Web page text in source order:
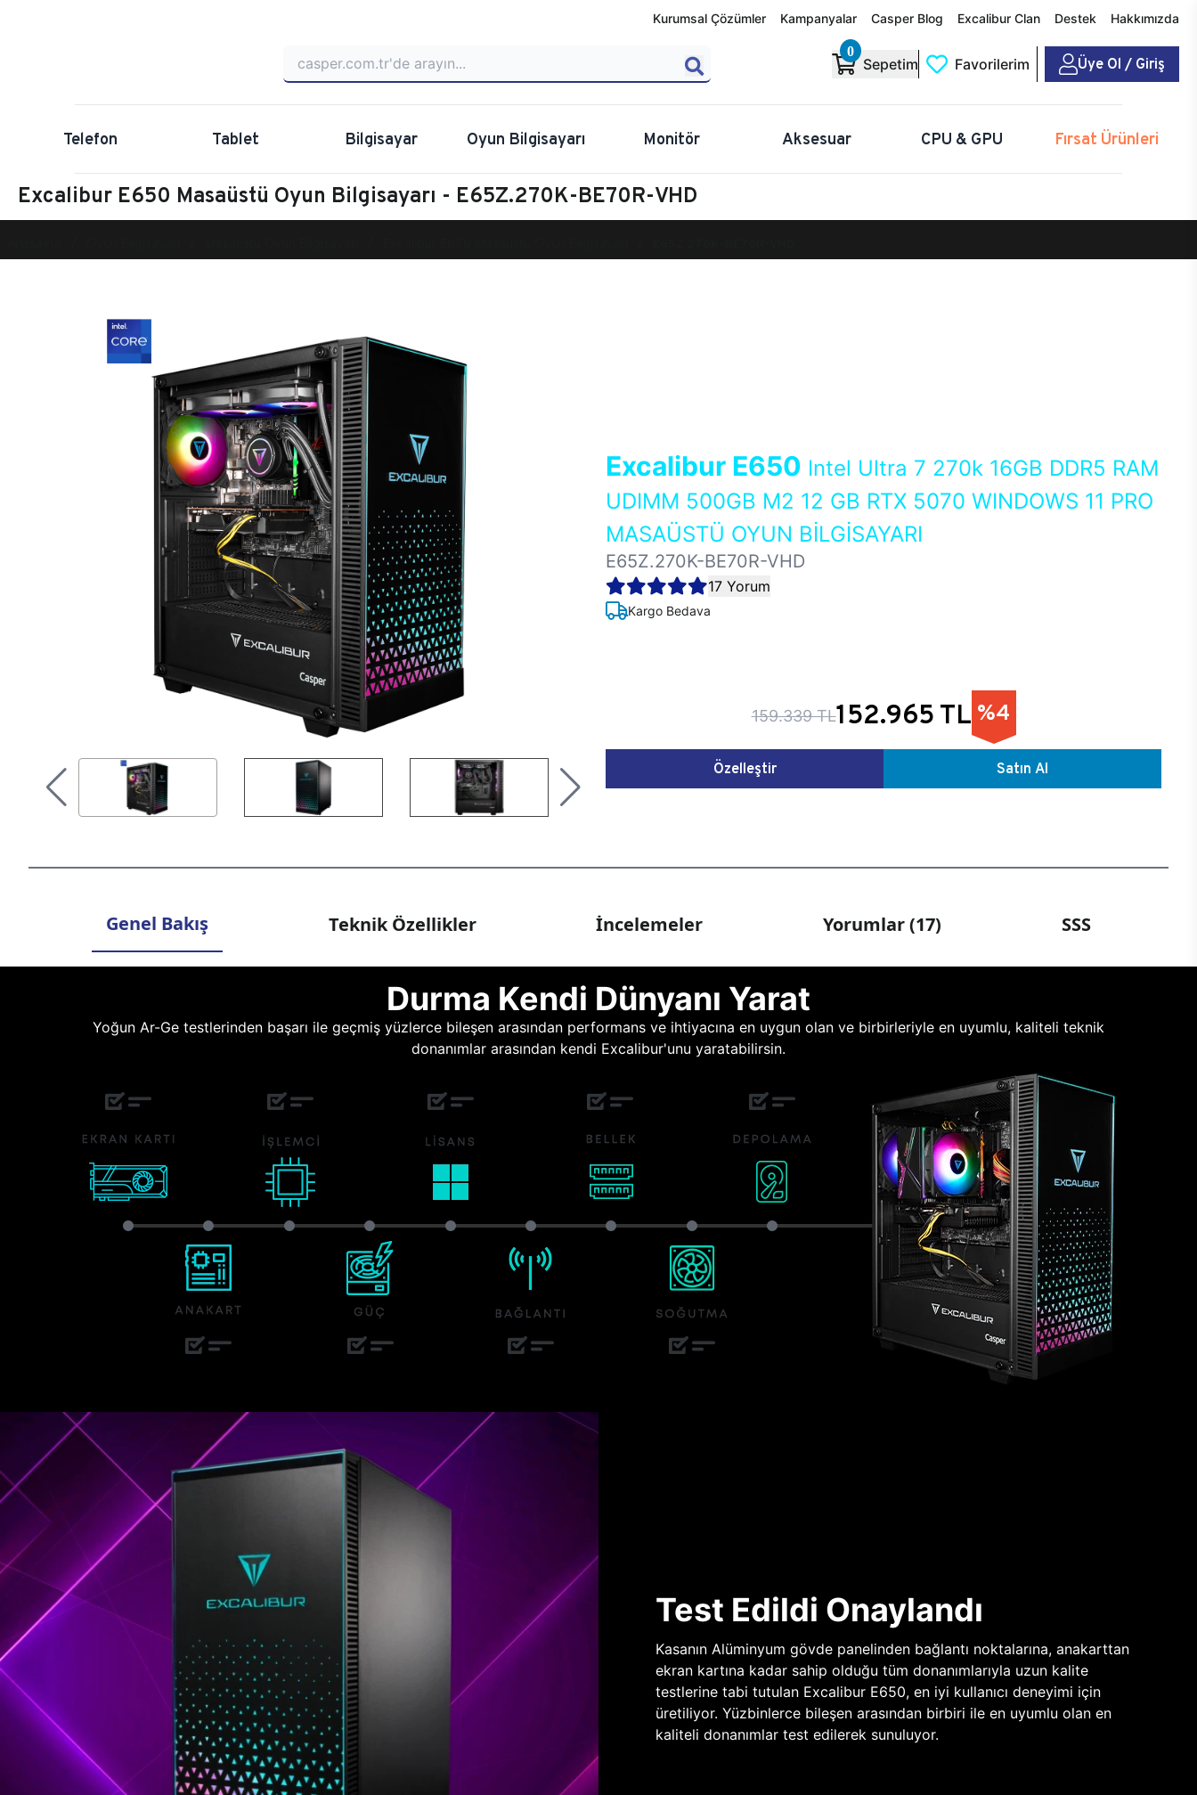
Kurumsal Çözümler Kampanyalar Casper Blog Excalibur Clan Destek Hakkımızda
0
Sepetim Favorilerim Üye Ol / Giriş
Telefon Tablet Bilgisayar Oyun Bilgisayarı Monitör Aksesuar CPU & GPU Fırsat Ürünleri
Excalibur E650 Masaüstü Oyun Bilgisayarı - E65Z.270K-BE70R-VHD
Excalibur E650 Intel Ultra 7 270k 16GB DDR5 RAM
UDIMM 500GB M2 12 GB RTX 5070 WINDOWS 11 PRO
MASAÜSTÜ OYUN BİLGİSAYARI
E65Z.270K-BE70R-VHD
17 Yorum
Kargo Bedava
159.339 TL152.965 TL %4
Özelleştir Satın Al
Genel Bakış Teknik Özellikler İncelemeler Yorumlar (17) SSS
Durma Kendi Dünyanı Yarat
Yoğun Ar-Ge testlerinden başarı ile geçmiş yüzlerce bileşen arasından performans ve ihtiyacına en uygun olan ve birbirleriyle en uyumlu, kaliteli teknik
donanımlar arasından kendi Excalibur'unu yaratabilirsin.
Test Edildi Onaylandı
Kasanın Alüminyum gövde panelinden bağlantı noktalarına, anakarttan
ekran kartına kadar sahip olduğu tüm donanımlarıyla uzun kalite
testlerine tabi tutulan Excalibur E650, en iyi kullanıcı deneyimi için
üretiliyor. Yüzbinlerce bileşen arasından birbiri ile en uyumlu olan en
kaliteli donanımlar test edilerek sunuluyor.